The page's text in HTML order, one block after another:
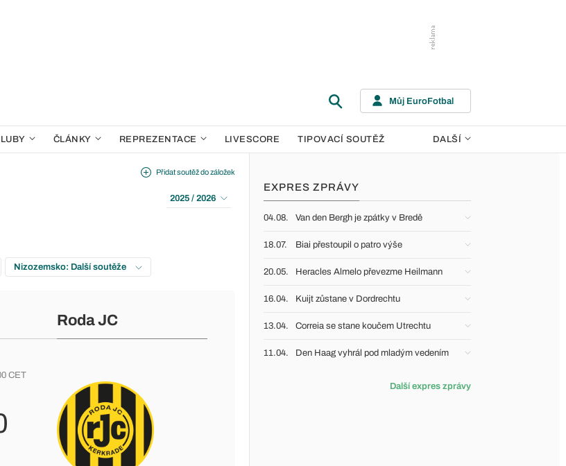
Můj EuroFotbal
ČLÁNKY REPREZENTACE LIVESCORE TIPOVACÍ SOUTĚŽ DALŠÍ
Přidat soutěž do záložek
2025 / 2026
Nizozemsko: Další soutěže
Roda JC
CET
EXPRES ZPRÁVY
04.08. Van den Bergh je zpátky v Bredě
18.07. Biai přestoupil o patro výše
20.05. Heracles Almelo převezme Heilmann
16.04. Kuijt zůstane v Dordrechtu
13.04. Correia se stane koučem Utrechtu
11.04. Den Haag vyhrál pod mladým vedením
Další expres zprávy